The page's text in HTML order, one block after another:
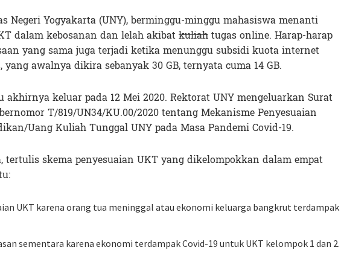
Negeri Yogyakarta (UNY), berminggu-minggu mahasiswa menanti
dalam kebosanan dan lelah akibatkuliahtugas online. Harap-harap
yang sama juga terjadi ketika menunggu subsidi kuota internet
awalnya dikira sebanyak 30 GB, ternyata cuma 14 GB.
akhirnya keluar pada 12 Mei 2020. Rektorat UNY mengeluarkan Surat
T/819/UN34/KU.00/2020 tentang Mekanisme Penyesuaian
Uang Kuliah Tunggal UNY pada Masa Pandemi Covid-19.
tertulis skema penyesuaian UKT yang dikelompokkan dalam empat
UKT karena orang tua meninggal atau ekonomi keluarga bangkrut terdampak
sementara karena ekonomi terdampak Covid-19 untuk UKT kelompok 1 dan 2.